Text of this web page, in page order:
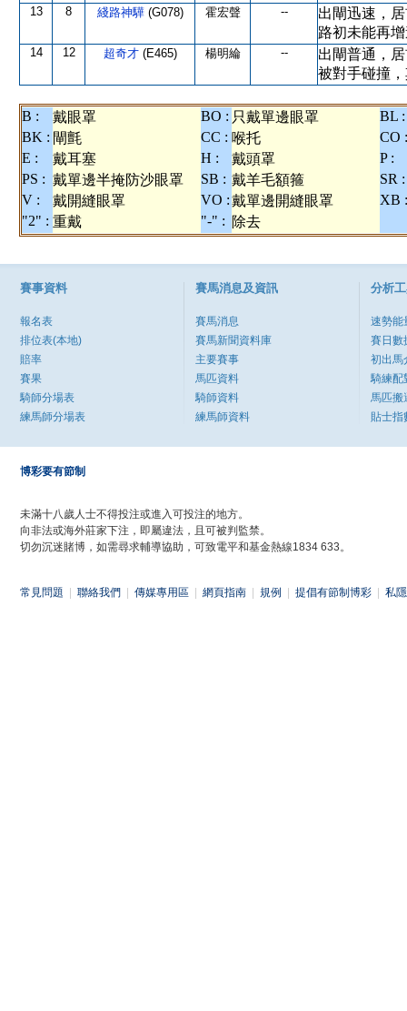
13 8 綫路神驊 (G078) 霍宏聲 --
出閘迅速，
路初未能再
14 12 超奇才 (E465) 楊明綸 --
出閘普通，
被對手碰撞
B : 戴眼罩 BO : 只戴單邊眼罩
BL :
BK : 閘氈 CC : 喉托
CO :
E :
戴耳塞 H : 戴頭罩
P :
PS : 戴單邊半掩防沙眼罩 SB : 戴羊毛額箍
SR :
V :
戴開縫眼罩 VO :戴單邊開縫眼罩
XB :
"2" : 重戴 "-" : 除去
賽事資料
報名表
排位表(本地)
賠率
賽果
騎師分場表
練馬師分場表
賽馬消息及資訊
賽馬消息
賽馬新聞資料庫
主要賽事
馬匹資料
騎師資料
練馬師資料
分析
速勢能
賽日數
初出馬
騎練配
馬匹搬
貼士指
博彩要有節制
未滿十八歲人士不得投注或進入可投注的地方。
向非法或海外莊家下注，即屬違法，且可被判監禁。
切勿沉迷賭博，如需尋求輔導協助，可致電平和基金熱線1834 633。
常見問題 聯絡我們 傳媒專用區 網頁指南 規例 提倡有節制博彩 私